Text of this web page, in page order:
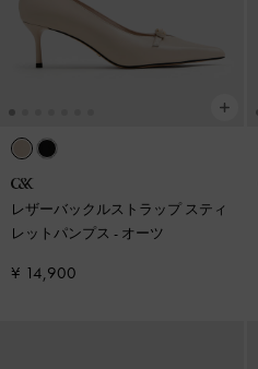
レザーバックルストラップ スティ
レットパンプス - オーツ
¥ 14,900